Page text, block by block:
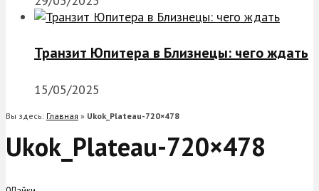
Транзит Юпитера в Близнецы: чего ждать
15/05/2025
Вы здесь: Главная » Ukok_Plateau-720×478
Ukok_Plateau-720×478